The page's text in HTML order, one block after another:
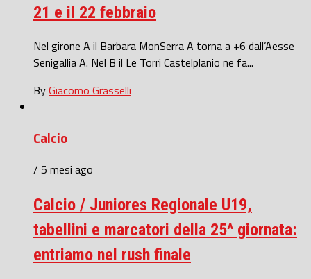
21 e il 22 febbraio
Nel girone A il Barbara MonSerra A torna a +6 dall’Aesse
Senigallia A. Nel B il Le Torri Castelplanio ne fa...
ByGiacomo Grasselli
Calcio
/ 5 mesi ago
Calcio / Juniores Regionale U19,
tabellini e marcatori della 25^ giornata:
entriamo nel rush finale